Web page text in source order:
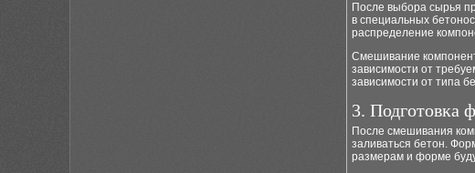
После выбора сырья
в специальных
распределение
Смешивание
зависимости от
зависимости от типа
3. Подготовка
После смешивания
заливаться бетон.
размерам и форме